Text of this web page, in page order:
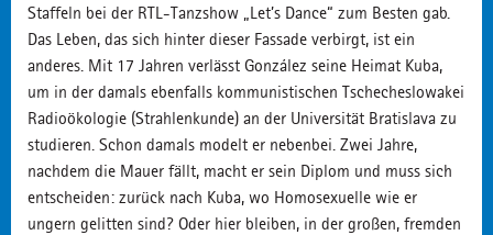
Staffeln bei der RTL-Tanzshow „Let’s Dance“ zum Besten gab.
Das Leben, das sich hinter dieser Fassade verbirgt, ist ein
anderes. Mit 17 Jahren verlässt González seine Heimat Kuba,
um in der damals ebenfalls kommunistischen Tschecheslowakei
Radioökologie (Strahlenkunde) an der Universität Bratislava zu
studieren. Schon damals modelt er nebenbei. Zwei Jahre,
nachdem die Mauer fällt, macht er sein Diplom und muss sich
entscheiden: zurück nach Kuba, wo Homosexuelle wie er
ungern gelitten sind? Oder hier bleiben, in der großen, fremden